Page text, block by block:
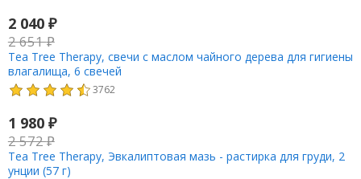
2 040 ₽
2 651₽
Tea Tree Therapy, cвечи с маслом чайного дерева для гигиены
влагалища, 6 свечей
3762
1 980 ₽
2 572₽
Tea Tree Therapy, Эвкалиптовая мазь - растирка для груди, 2
унции (57 г)